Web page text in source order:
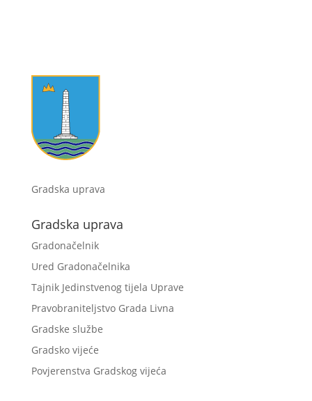
Gradska uprava
Gradska uprava
Gradonačelnik
Ured Gradonačelnika
Tajnik Jedinstvenog tijela Uprave
Pravobraniteljstvo Grada Livna
Gradske službe
Gradsko vijeće
Povjerenstva Gradskog vijeća